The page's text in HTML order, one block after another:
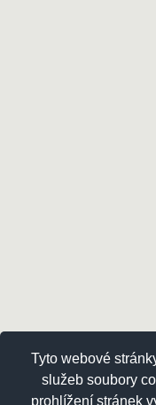
Tyto webové
služeb soubory
prohlížení stránek